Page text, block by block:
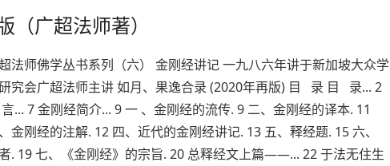
广超法师著）
法师佛学丛书系列（六） 金刚经讲记 一九八六年讲于新加坡大众学
究会广超法师主讲 如月、果逸合录 (2020年再版) 目 录 目 录... 2
... 7 金刚经简介... 9 一 、金刚经的流传. 9 二、金刚经的译本. 11
金刚经的注解. 12 四、近代的金刚经讲记. 13 五、释经题. 15 六、
. 19 七、《金刚经》的宗旨. 20 总释经文上篇——... 22 于法无住生